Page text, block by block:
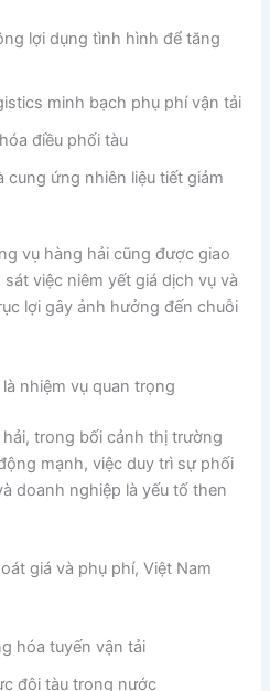
lợi dụng tình hình để tăng
minh bạch phụ phí vận tải
điều phối tàu
cung ứng nhiên liệu tiết giảm
vụ hàng hải cũng được giao
việc niêm yết giá dịch vụ và
lợi gây ảnh hưởng đến chuỗi
nhiệm vụ quan trọng
trong bối cảnh thị trường
mạnh, việc duy trì sự phối
doanh nghiệp là yếu tố then
giá và phụ phí, Việt Nam
hóa tuyến vận tải
đội tàu trong nước